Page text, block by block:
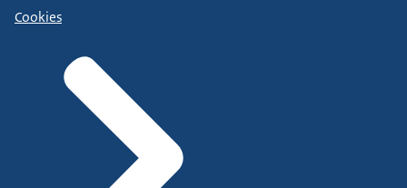
Cookies